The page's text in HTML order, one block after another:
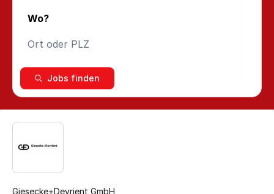
Wo?
Jobs finden
Giesecke+Devrient GmbH